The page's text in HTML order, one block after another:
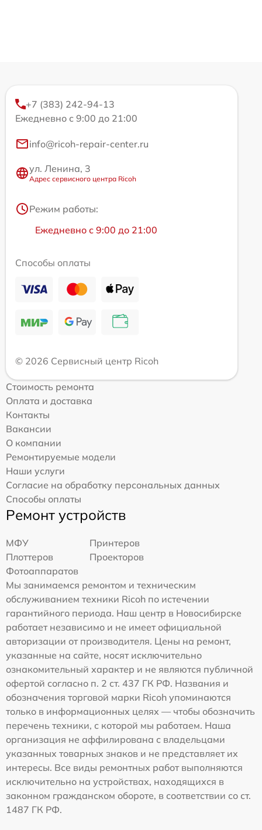
+7 (383) 242-94-13
Ежедневно с 9:00 до 21:00
info@ricoh-repair-center.ru
ул. Ленина, 3
Адрес сервисного центра Ricoh
Режим работы:
Ежедневно с 9:00 до 21:00
Способы оплаты
© 2026 Сервисный центр Ricoh
Стоимость ремонта
Оплата и доставка
Контакты
Вакансии
О компании
Ремонтируемые модели
Наши услуги
Согласие на обработку персональных данных
Способы оплаты
Ремонт устройств
МФУ
Принтеров
Плоттеров
Проекторов
Фотоаппаратов
Мы занимаемся ремонтом и техническим
обслуживанием техники Ricoh по истечении
гарантийного периода. Наш центр в Новосибирске
работает независимо и не имеет официальной
авторизации от производителя. Цены на ремонт,
указанные на сайте, носят исключительно
ознакомительный характер и не являются публичной
офертой согласно п. 2 ст. 437 ГК РФ. Названия и
обозначения торговой марки Ricoh упоминаются
только в информационных целях — чтобы обозначить
перечень техники, с которой мы работаем. Наша
организация не аффилирована с владельцами
указанных товарных знаков и не представляет их
интересы. Все виды ремонтных работ выполняются
исключительно на устройствах, находящихся в
законном гражданском обороте, в соответствии со ст.
1487 ГК РФ.